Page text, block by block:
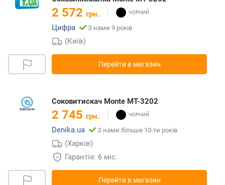
2 572 грн.
Цифра
З нами 9 років
(Київ)
Перейти в магазин
Соковитискач Monte MT-3202
2 745 грн.
Denika.ua
З нами більше 10-ти років
(Харків)
Гарантія: 6 міс.
Перейти в магазин